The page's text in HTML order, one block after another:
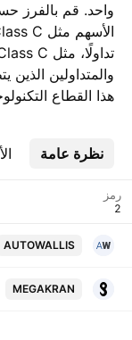
واحد. قم بالفرز
والمتداولين الذين
هذا القطاع
نظرة عامة
رمز
AUTOWALLIS
MEGAKRAN